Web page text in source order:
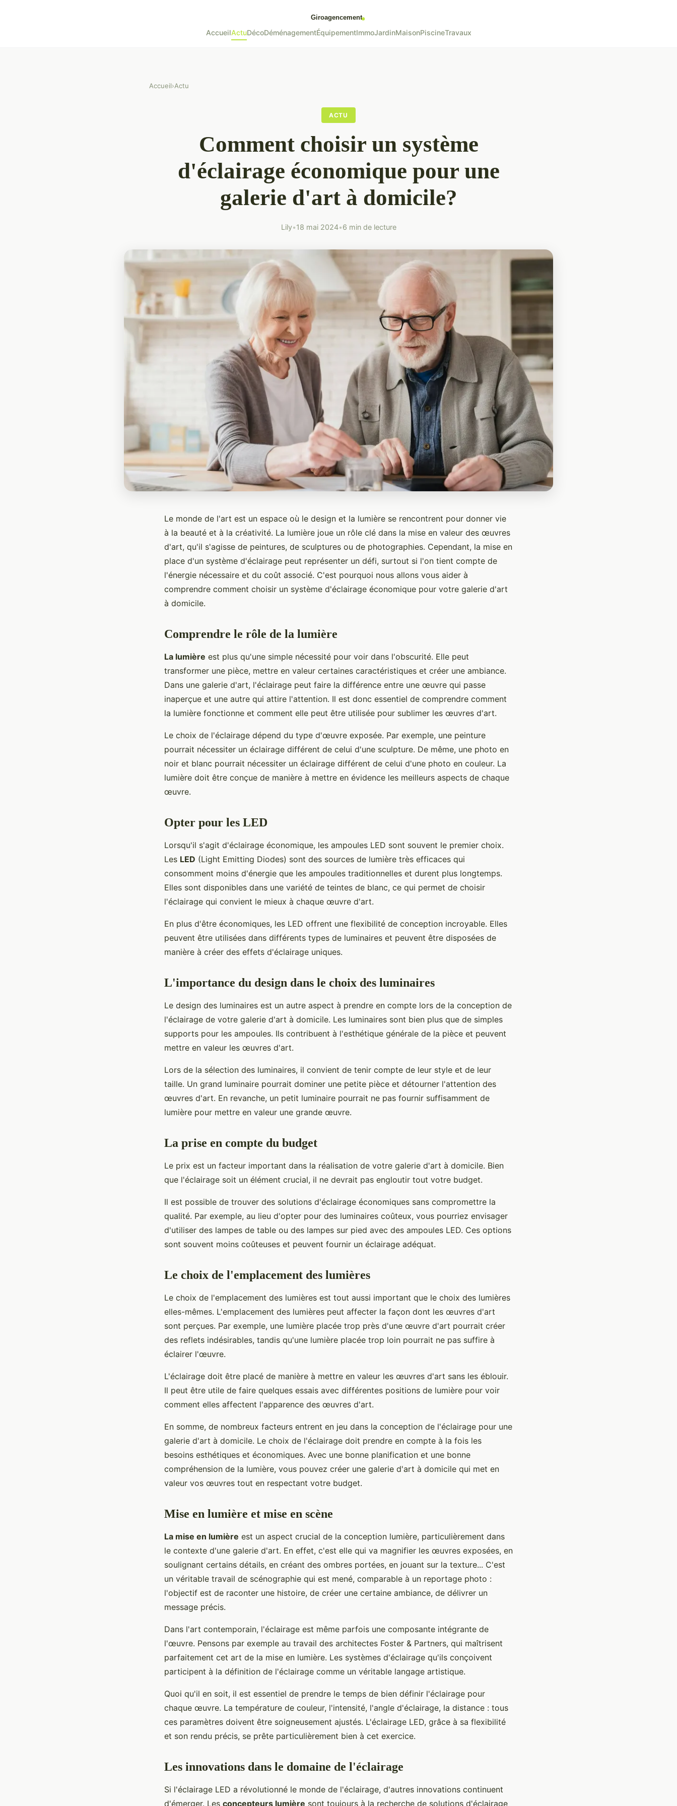
AccueilActuDécoDéménagementÉquipementImmoJardinMaisonPiscineTravaux
Accueil›Actu
ACTU
Comment choisir un système
d'éclairage économique pour une
galerie d'art à domicile?
Lily•18 mai 2024•6 min de lecture
Le monde de l'art est un espace où le design et la lumière se rencontrent pour donner vie
à la beauté et à la créativité. La lumière joue un rôle clé dans la mise en valeur des œuvres
d'art, qu'il s'agisse de peintures, de sculptures ou de photographies. Cependant, la mise en
place d'un système d'éclairage peut représenter un défi, surtout si l'on tient compte de
l'énergie nécessaire et du coût associé. C'est pourquoi nous allons vous aider à
comprendre comment choisir un système d'éclairage économique pour votre galerie d'art
à domicile.
Comprendre le rôle de la lumière
La lumière est plus qu'une simple nécessité pour voir dans l'obscurité. Elle peut
transformer une pièce, mettre en valeur certaines caractéristiques et créer une ambiance.
Dans une galerie d'art, l'éclairage peut faire la différence entre une œuvre qui passe
inaperçue et une autre qui attire l'attention. Il est donc essentiel de comprendre comment
la lumière fonctionne et comment elle peut être utilisée pour sublimer les œuvres d'art.
Le choix de l'éclairage dépend du type d'œuvre exposée. Par exemple, une peinture
pourrait nécessiter un éclairage différent de celui d'une sculpture. De même, une photo en
noir et blanc pourrait nécessiter un éclairage différent de celui d'une photo en couleur. La
lumière doit être conçue de manière à mettre en évidence les meilleurs aspects de chaque
œuvre.
Opter pour les LED
Lorsqu'il s'agit d'éclairage économique, les ampoules LED sont souvent le premier choix.
Les LED (Light Emitting Diodes) sont des sources de lumière très efficaces qui
consomment moins d'énergie que les ampoules traditionnelles et durent plus longtemps.
Elles sont disponibles dans une variété de teintes de blanc, ce qui permet de choisir
l'éclairage qui convient le mieux à chaque œuvre d'art.
En plus d'être économiques, les LED offrent une flexibilité de conception incroyable. Elles
peuvent être utilisées dans différents types de luminaires et peuvent être disposées de
manière à créer des effets d'éclairage uniques.
L'importance du design dans le choix des luminaires
Le design des luminaires est un autre aspect à prendre en compte lors de la conception de
l'éclairage de votre galerie d'art à domicile. Les luminaires sont bien plus que de simples
supports pour les ampoules. Ils contribuent à l'esthétique générale de la pièce et peuvent
mettre en valeur les œuvres d'art.
Lors de la sélection des luminaires, il convient de tenir compte de leur style et de leur
taille. Un grand luminaire pourrait dominer une petite pièce et détourner l'attention des
œuvres d'art. En revanche, un petit luminaire pourrait ne pas fournir suffisamment de
lumière pour mettre en valeur une grande œuvre.
La prise en compte du budget
Le prix est un facteur important dans la réalisation de votre galerie d'art à domicile. Bien
que l'éclairage soit un élément crucial, il ne devrait pas engloutir tout votre budget.
Il est possible de trouver des solutions d'éclairage économiques sans compromettre la
qualité. Par exemple, au lieu d'opter pour des luminaires coûteux, vous pourriez envisager
d'utiliser des lampes de table ou des lampes sur pied avec des ampoules LED. Ces options
sont souvent moins coûteuses et peuvent fournir un éclairage adéquat.
Le choix de l'emplacement des lumières
Le choix de l'emplacement des lumières est tout aussi important que le choix des lumières
elles-mêmes. L'emplacement des lumières peut affecter la façon dont les œuvres d'art
sont perçues. Par exemple, une lumière placée trop près d'une œuvre d'art pourrait créer
des reflets indésirables, tandis qu'une lumière placée trop loin pourrait ne pas suffire à
éclairer l'œuvre.
L'éclairage doit être placé de manière à mettre en valeur les œuvres d'art sans les éblouir.
Il peut être utile de faire quelques essais avec différentes positions de lumière pour voir
comment elles affectent l'apparence des œuvres d'art.
En somme, de nombreux facteurs entrent en jeu dans la conception de l'éclairage pour une
galerie d'art à domicile. Le choix de l'éclairage doit prendre en compte à la fois les
besoins esthétiques et économiques. Avec une bonne planification et une bonne
compréhension de la lumière, vous pouvez créer une galerie d'art à domicile qui met en
valeur vos œuvres tout en respectant votre budget.
Mise en lumière et mise en scène
La mise en lumière est un aspect crucial de la conception lumière, particulièrement dans
le contexte d'une galerie d'art. En effet, c'est elle qui va magnifier les œuvres exposées, en
soulignant certains détails, en créant des ombres portées, en jouant sur la texture... C'est
un véritable travail de scénographie qui est mené, comparable à un reportage photo :
l'objectif est de raconter une histoire, de créer une certaine ambiance, de délivrer un
message précis.
Dans l'art contemporain, l'éclairage est même parfois une composante intégrante de
l'œuvre. Pensons par exemple au travail des architectes Foster & Partners, qui maîtrisent
parfaitement cet art de la mise en lumière. Les systèmes d'éclairage qu'ils conçoivent
participent à la définition de l'éclairage comme un véritable langage artistique.
Quoi qu'il en soit, il est essentiel de prendre le temps de bien définir l'éclairage pour
chaque œuvre. La température de couleur, l'intensité, l'angle d'éclairage, la distance : tous
ces paramètres doivent être soigneusement ajustés. L'éclairage LED, grâce à sa flexibilité
et son rendu précis, se prête particulièrement bien à cet exercice.
Les innovations dans le domaine de l'éclairage
Si l'éclairage LED a révolutionné le monde de l'éclairage, d'autres innovations continuent
d'émerger. Les concepteurs lumière sont toujours à la recherche de solutions d'éclairage